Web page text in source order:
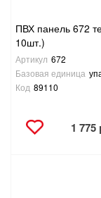
ПВХ панель 672
10шт.)
Артикул 672
Базовая единица
Код 89110
1 775